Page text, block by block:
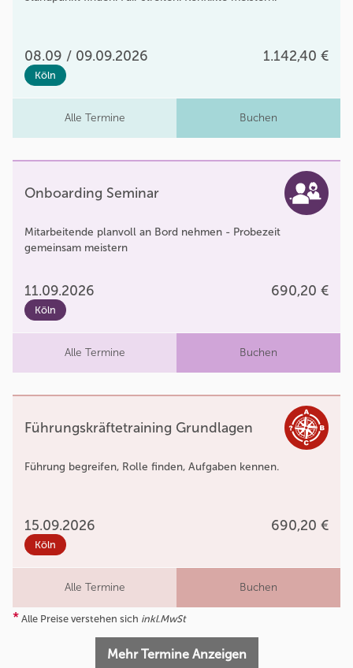
08.09 / 09.09.2026 1.142,40 €
Köln
Alle Termine Buchen
Onboarding Seminar
Mitarbeitende planvoll an Bord nehmen - Probezeit
gemeinsam meistern
11.09.2026 690,20 €
Köln
Alle Termine Buchen
Führungskräftetraining Grundlagen
Führung begreifen, Rolle finden, Aufgaben kennen.
15.09.2026 690,20 €
Köln
Alle Termine Buchen
* Alle Preise verstehen sich inkl.MwSt
Mehr Termine Anzeigen